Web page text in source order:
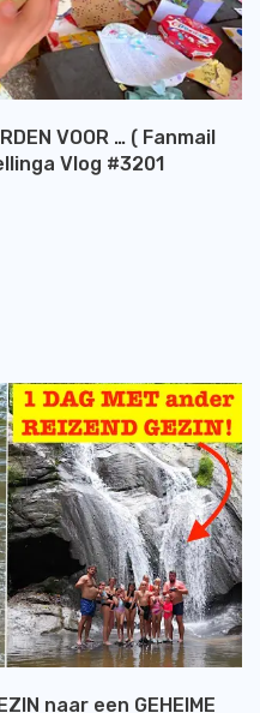
VOOR … ( Fanmail
Vlog #3201
naar een GEHEIME